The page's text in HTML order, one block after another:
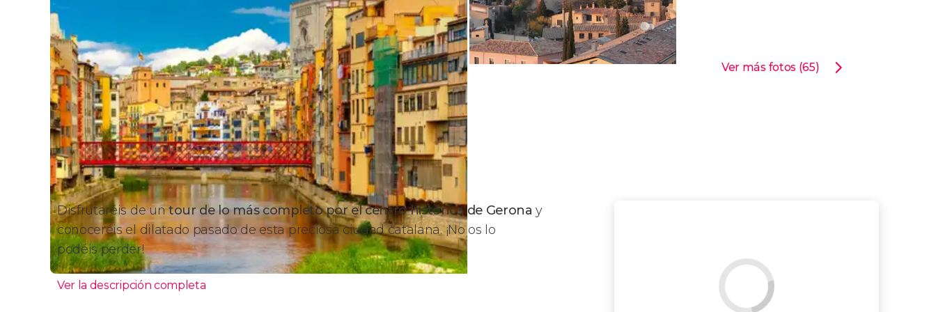
Ver más fotos (65)
Disfrutaréis de untour de lo más completo por el centro histórico de Gerona y
conoceréis el dilatado pasado de esta preciosa ciudad catalana. ¡No os lo
podéis perder!
Ver la descripción completa